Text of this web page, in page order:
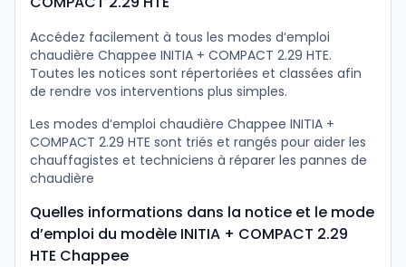
Accédez facilement à tous les modes d’emploi
chaudière Chappee INITIA + COMPACT 2.29 HTE.
Toutes les notices sont répertoriées et classées afin
de rendre vos interventions plus simples.
Les modes d’emploi chaudière Chappee INITIA +
COMPACT 2.29 HTE sont triés et rangés pour aider les
chauffagistes et techniciens à réparer les pannes de
chaudière
Quelles informations dans la notice et le mode
d’emploi du modèle INITIA + COMPACT 2.29
HTE Chappee